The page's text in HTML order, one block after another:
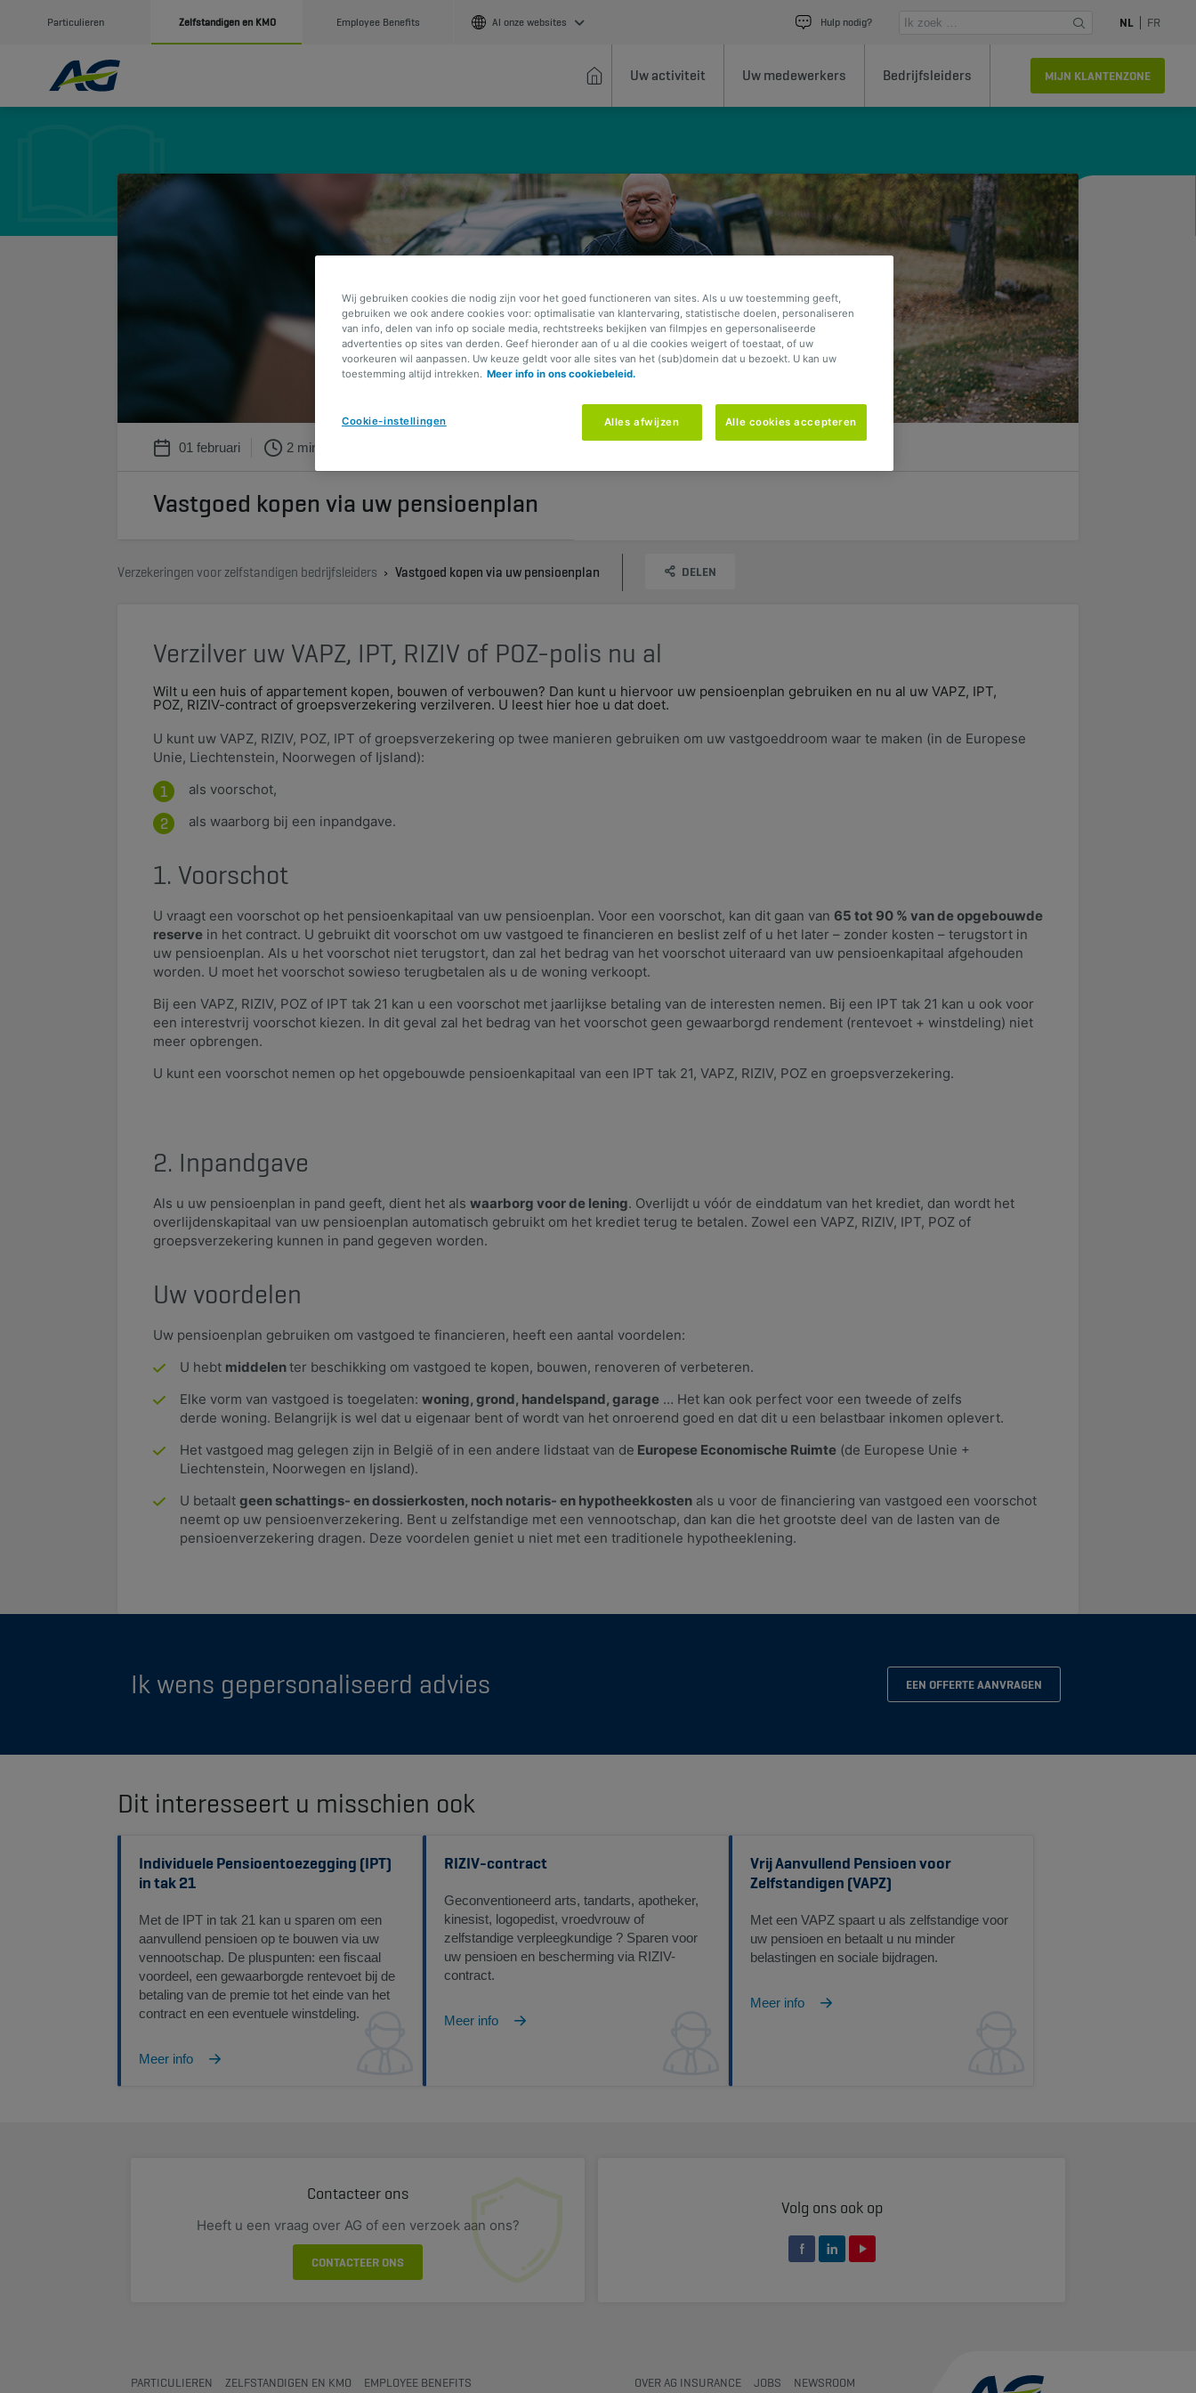
Particulieren Zelfstandigen en KMO Employee Benefits Al onze websites Hulp nodig? NL FR
Uw activiteit Uw medewerkers Bedrijfsleiders MIJN KLANTENZONE
01 februari 2 min
Vastgoed kopen via uw pensioenplan
Verzekeringen voor zelfstandigen bedrijfsleiders Vastgoed kopen via uw pensioenplan DELEN
Verzilver uw VAPZ, IPT, RIZIV of POZ-polis nu al
Wilt u een huis of appartement kopen, bouwen of verbouwen? Dan kunt u hiervoor uw pensioenplan gebruiken en nu al uw VAPZ, IPT,
POZ, RIZIV-contract of groepsverzekering verzilveren. U leest hier hoe u dat doet.
​U kunt uw VAPZ, RIZIV, POZ, IPT of groepsverzekering op twee manieren gebruiken om uw vastgoeddroom waar te maken (in de Europese
Unie, Liechtenstein, Noorwegen of Ijsland):
als voorschot,
​als waarborg bij een inpandgave.
1. Voorschot
U vraagt een voorschot op het pensioenkapitaal van uw pensioenplan. Voor een voorschot, kan dit gaan van 65 tot 90 % van de opgebouwde
reserve in het contract. U gebruikt dit voorschot om uw vastgoed te financieren en beslist zelf of u het later – zonder kosten – terugstort in
uw pensioenplan. Als u het voorschot niet terugstort, dan zal het bedrag van het voorschot uiteraard van uw pensioenkapitaal afgehouden
worden. U moet het voorschot sowieso terugbetalen als u de woning verkoopt.
Bij een VAPZ, RIZIV, POZ of IPT tak 21 kan u een voorschot met jaarlijkse betaling van de interesten nemen. Bij een IPT tak 21 kan u ook voor
een interestvrij voorschot kiezen. In dit geval zal het bedrag van het voorschot geen gewaarborgd rendement (rentevoet + winstdeling) niet
meer opbrengen.​​
U kunt een voorschot nemen op het opgebouwde pensioenkapitaal van een IPT tak 21, VAPZ, RIZIV, POZ en groepsverzekering.
2. Inpandgave
​Als u uw pensioenplan in pand geeft, dient het als waarborg voor de lening. Overlijdt u vóór de einddatum van het krediet, dan wordt het
overlijdenskapitaal van uw pensioenplan automatisch gebruikt om het krediet terug te betalen. Zowel een VAPZ, RIZIV, IPT, POZ of
groepsverzekering kunnen in pand gegeven worden.
Uw voordelen
Uw pensioenplan gebruiken om vastgoed te financieren, heeft een aantal voordelen:
U hebt middelenter beschikking om vastgoed te kopen, bouwen, renoveren of verbeteren.
Elke vorm van vastgoed is toegelaten: woning, grond, handelspand, garage … Het kan ook perfect voor een tweede of zelfs
derde woning. Belangrijk is wel dat u eigenaar bent of wordt van het onroerend goed en dat dit u een belastbaar inkomen oplevert.
Het vastgoed mag gelegen zijn in België of in een andere lidstaat van de Europese Economische Ruimte (de Europese Unie +
Liechtenstein, Noorwegen en Ijsland).
U betaalt geen schattings- en dossierkosten, noch notaris- en hypotheekkosten als u voor de financiering van vastgoed een voorschot
neemt op uw pensioenverzekering. Bent u zelfstandige met een vennootschap, dan kan die het grootste deel van de lasten van de
pensioenverzekering dragen. Deze voordelen geniet u niet met een traditionele hypotheeklening.
Ik wens gepersonaliseerd advies EEN OFFERTE AANVRAGEN
Dit interesseert u misschien ook
Individuele Pensioentoezegging (IPT)
in tak 21
Met de IPT in tak 21 kan u sparen om een
aanvullend pensioen op te bouwen via uw
vennootschap. De pluspunten: een fiscaal
voordeel, een gewaarborgde rentevoet bij de
betaling van de premie tot het einde van het
contract en een eventuele winstdeling.
Meer info
RIZIV-contract
Geconventioneerd arts, tandarts, apotheker,
kinesist, logopedist, vroedvrouw of
zelfstandige verpleegkundige ? Sparen voor
uw pensioen en bescherming via RIZIV-
contract.
Meer info
Vrij Aanvullend Pensioen voor
Zelfstandigen (VAPZ)
Met een VAPZ spaart u als zelfstandige voor
uw pensioen en betaalt u nu minder
belastingen en sociale bijdragen.
Meer info
Contacteer ons
Heeft u een vraag over AG of een verzoek aan ons?
CONTACTEER ONS
Volg ons ook op
PARTICULIEREN ZELFSTANDIGEN EN KMO EMPLOYEE BENEFITS OVER AG INSURANCE JOBS NEWSROOM
Wij gebruiken cookies die nodig zijn voor het goed functioneren van sites. Als u uw toestemming geeft,
gebruiken we ook andere cookies voor: optimalisatie van klantervaring, statistische doelen, personaliseren
van info, delen van info op sociale media, rechtstreeks bekijken van filmpjes en gepersonaliseerde
advertenties op sites van derden. Geef hieronder aan of u al die cookies weigert of toestaat, of uw
voorkeuren wil aanpassen. Uw keuze geldt voor alle sites van het (sub)domein dat u bezoekt. U kan uw
toestemming altijd intrekken. Meer info in ons cookiebeleid.
Cookie-instellingen Alles afwijzen Alle cookies accepteren